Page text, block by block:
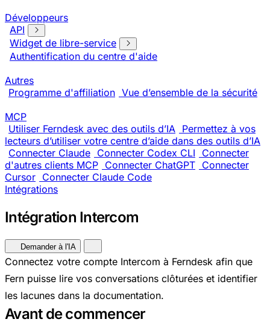
Développeurs
API
Widget de libre-service
Authentification du centre d'aide
Autres
Programme d'affiliation Vue d’ensemble de la sécurité
MCP
Utiliser Ferndesk avec des outils d’IA Permettez à vos
lecteurs d’utiliser votre centre d’aide dans des outils d’IA
Connecter Claude Connecter Codex CLI
Connecter
d'autres clients MCP Connecter ChatGPT Connecter
Cursor Connecter Claude Code
Intégrations
Intégration Intercom
Demander à l'IA
Connectez votre compte Intercom à Ferndesk afin que
Fern puisse lire vos conversations clôturées et identifier
les lacunes dans la documentation.
Avant de commencer